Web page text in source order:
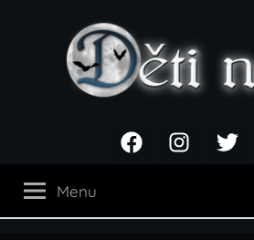
noci
FacebookInstagramTwitter
Menu